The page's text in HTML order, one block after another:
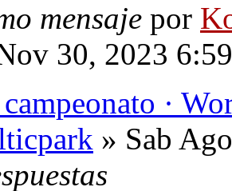
mensaje por
30, 2023
·
» Sab